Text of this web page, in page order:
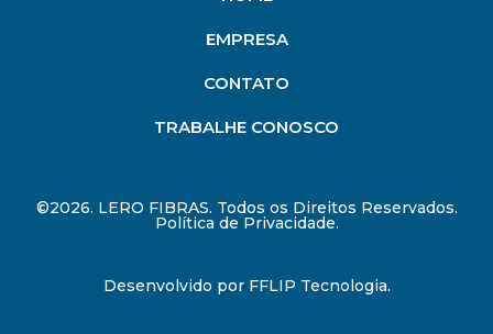
EMPRESA
CONTATO
TRABALHE CONOSCO
©2026. LERO FIBRAS. Todos os Direitos Reservados.
Política de Privacidade.
Desenvolvido por FFLIP Tecnologia.